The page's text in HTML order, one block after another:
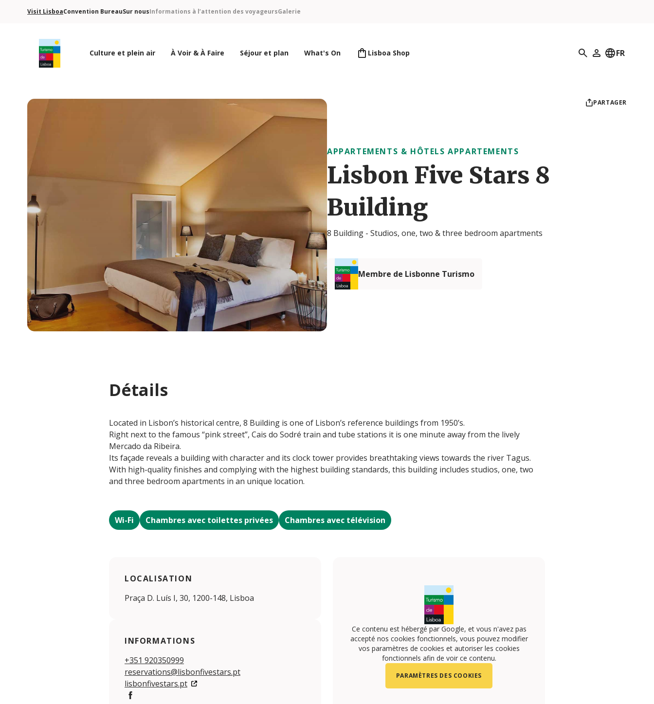
Visit LisboaConvention BureauSur nousInformations à l’attention des voyageursGalerie
Culture et plein air À Voir & À Faire Séjour et plan What's On Lisboa Shop Recherche
Mon profil
FR
PARTAGER
APPARTEMENTS & HÔTELS APPARTEMENTS
Lisbon Five Stars 8
Building
8 Building - Studios, one, two & three bedroom apartments
Membre de Lisbonne Turismo
Détails
Located in Lisbon’s historical centre, 8 Building is one of Lisbon’s reference buildings from 1950’s.
Right next to the famous “pink street”, Cais do Sodré train and tube stations it is one minute away from the lively
Mercado da Ribeira.
Its façade reveals a building with character and its clock tower provides breathtaking views towards the river Tagus.
With high-quality finishes and complying with the highest building standards, this building includes studios, one, two
and three bedroom apartments in an unique location.
Wi-Fi Chambres avec toilettes privées Chambres avec télévision
LOCALISATION
Praça D. Luís I, 30, 1200-148, Lisboa
INFORMATIONS
+351 920350999
reservations@lisbonfivestars.pt
lisbonfivestars.pt
Ce contenu est hébergé par Google, et vous n'avez pas
accepté nos cookies fonctionnels, vous pouvez modifier
vos paramètres de cookies et autoriser les cookies
fonctionnels afin de voir ce contenu.
PARAMÈTRES DES COOKIES